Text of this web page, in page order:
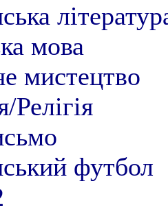
мова
мистецтво
Релігія
футбол